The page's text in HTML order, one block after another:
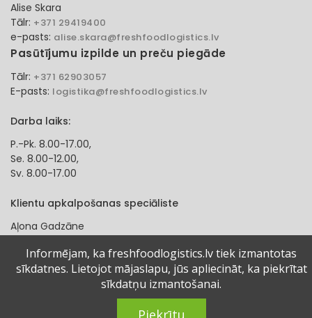
Alise Skara
Tālr: +371 29419400
e-pasts: alise.skara@freshfoodlogistics.lv
Pasūtījumu izpilde un preču piegāde
Tālr: +371 62903057
E-pasts: logistika@freshfoodlogistics.lv
Darba laiks:
P.-Pk. 8.00-17.00,
Se. 8.00-12.00,
Sv. 8.00-17.00
Klientu apkalpošanas speciāliste
Aļona Gadzāne
e-pasts:alona.gadzane@freshfoodlogistics.lv
© 2024 Fresh Food Logistics SIA. Visas tiesības aizsargātas.
Informējam, ka freshfoodlogistics.lv tiek izmantotas
sīkdatnes. Lietojot mājaslapu, jūs apliecināt, ka piekrītat
sīkdatņu izmantošanai.
Piekrītu